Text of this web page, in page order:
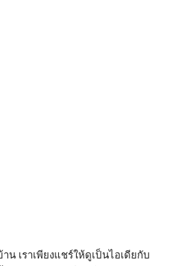
น เราเพียงแชร์ให้ดูเป็นไอเดียกับ